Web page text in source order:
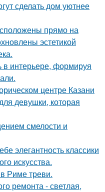
сделать дом уютнее
прямо на
эстетикой
в интерьере, формируя
центре Казани
девушки, которая
смелости и
элегантность классики
искусства.
Риме треви.
ремонта - светлая,